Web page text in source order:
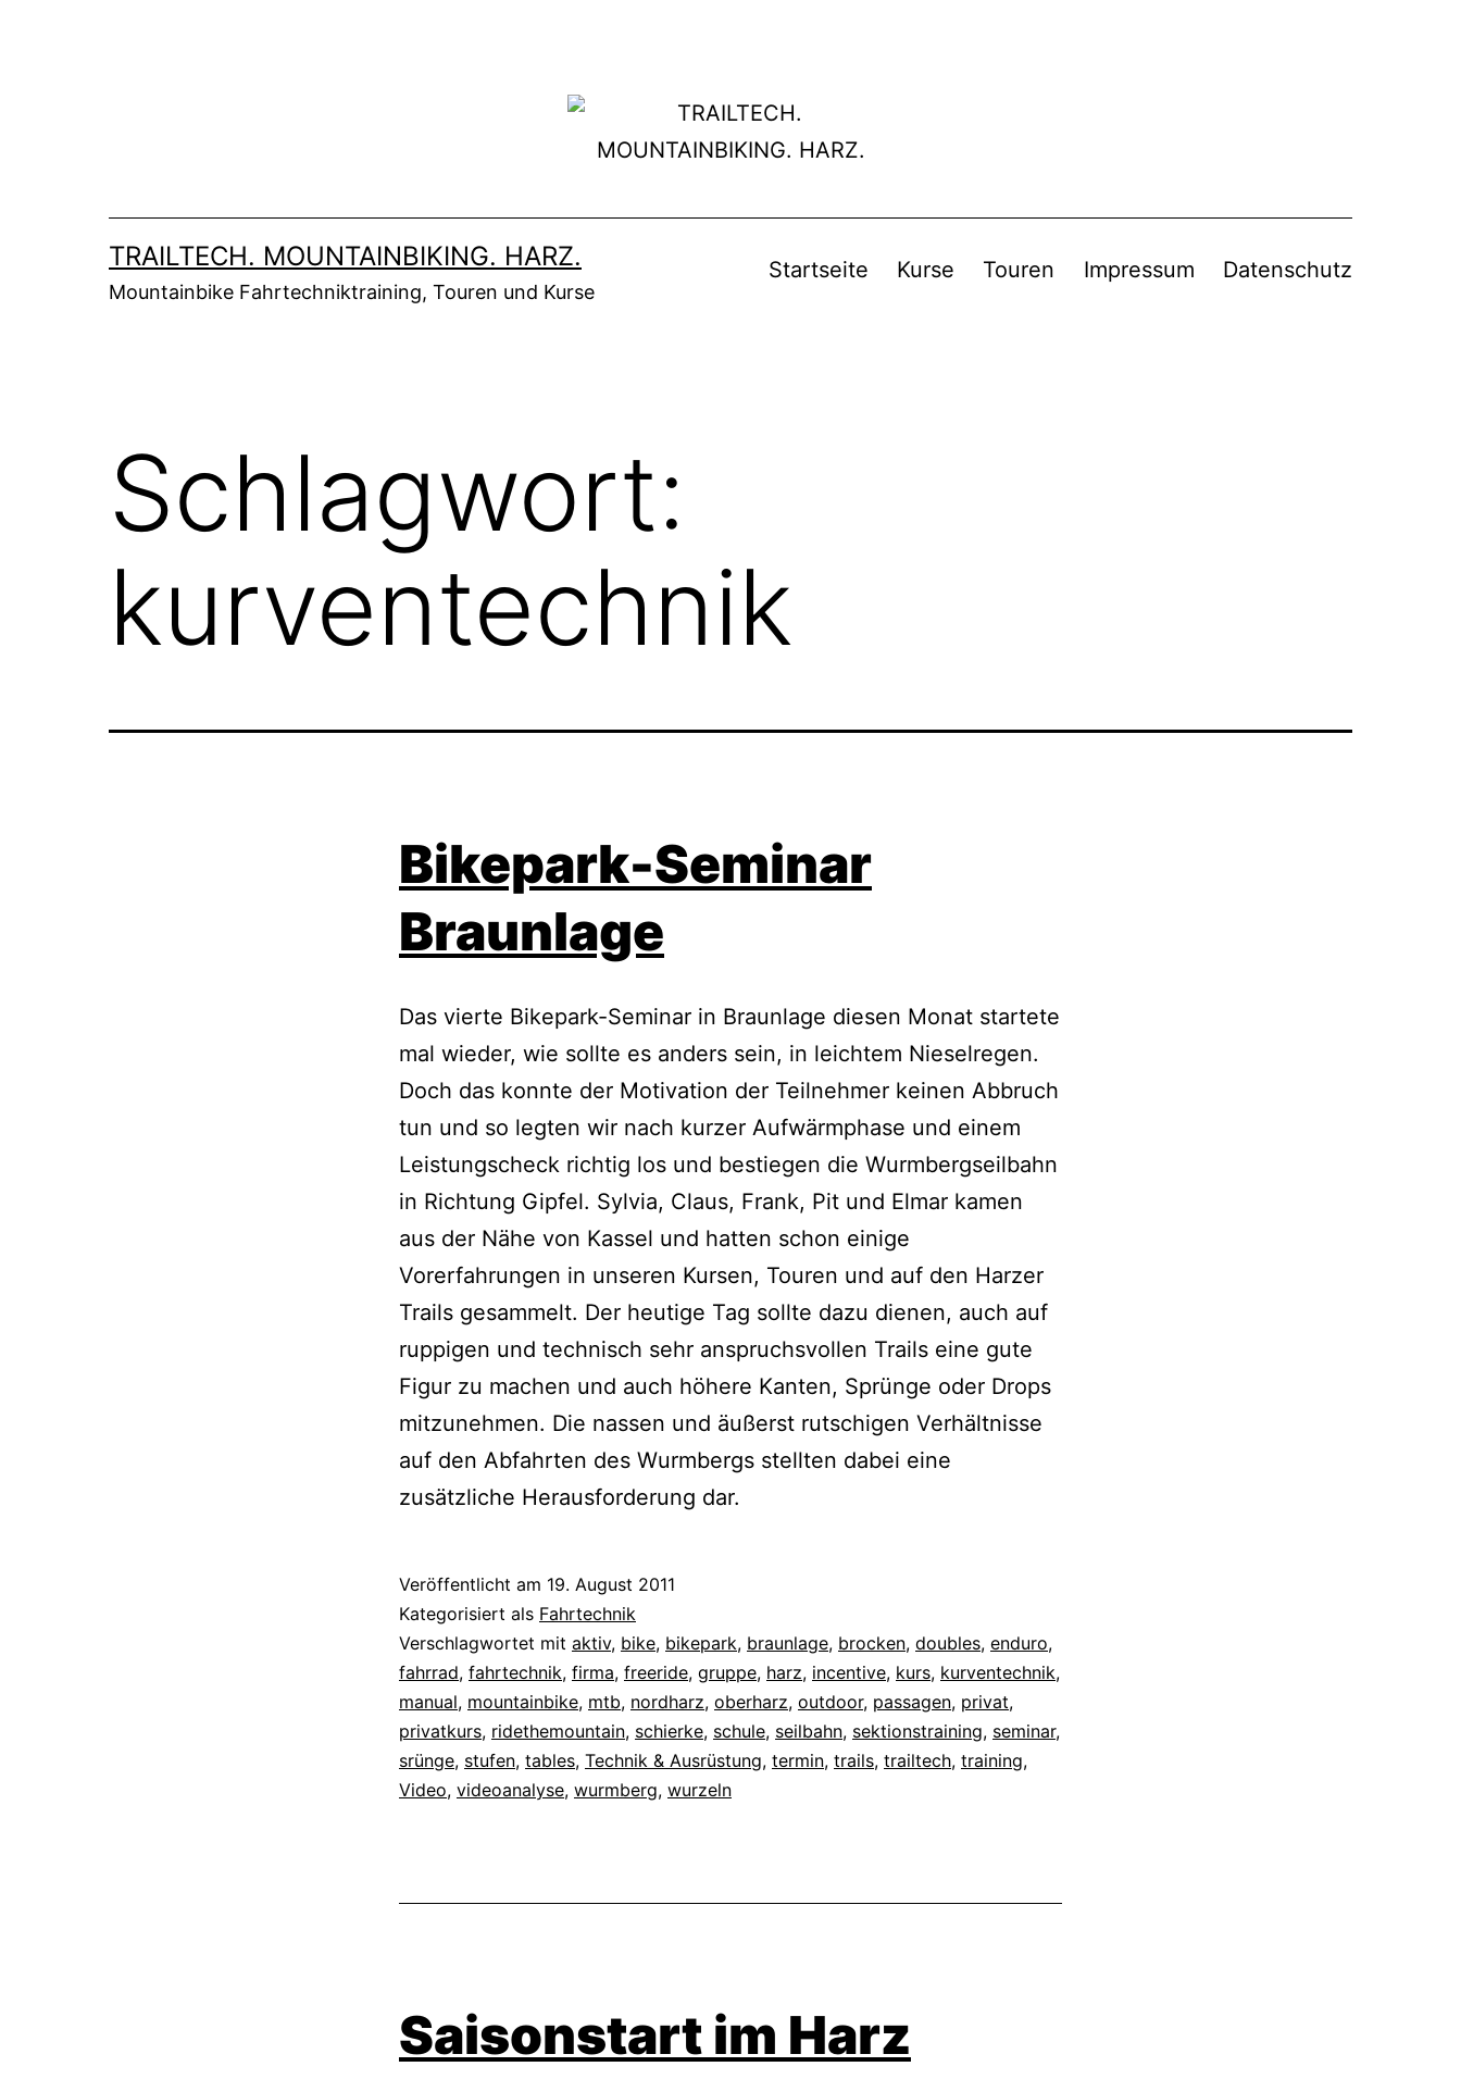
TRAILTECH. MOUNTAINBIKING. HARZ.
Mountainbike Fahrtechniktraining, Touren und Kurse
Startseite Kurse Touren Impressum Datenschutz
Schlagwort:
kurventechnik
Bikepark-Seminar
Braunlage
Das vierte Bikepark-Seminar in Braunlage diesen Monat startete
mal wieder, wie sollte es anders sein, in leichtem Nieselregen.
Doch das konnte der Motivation der Teilnehmer keinen Abbruch
tun und so legten wir nach kurzer Aufwärmphase und einem
Leistungscheck richtig los und bestiegen die Wurmbergseilbahn
in Richtung Gipfel. Sylvia, Claus, Frank, Pit und Elmar kamen
aus der Nähe von Kassel und hatten schon einige
Vorerfahrungen in unseren Kursen, Touren und auf den Harzer
Trails gesammelt. Der heutige Tag sollte dazu dienen, auch auf
ruppigen und technisch sehr anspruchsvollen Trails eine gute
Figur zu machen und auch höhere Kanten, Sprünge oder Drops
mitzunehmen. Die nassen und äußerst rutschigen Verhältnisse
auf den Abfahrten des Wurmbergs stellten dabei eine
zusätzliche Herausforderung dar.
Veröffentlicht am 19. August 2011
Kategorisiert als Fahrtechnik
Verschlagwortet mit aktiv, bike, bikepark, braunlage, brocken, doubles, enduro,
fahrrad, fahrtechnik, firma, freeride, gruppe, harz, incentive, kurs, kurventechnik,
manual, mountainbike, mtb, nordharz, oberharz, outdoor, passagen, privat,
privatkurs, ridethemountain, schierke, schule, seilbahn, sektionstraining, seminar,
srünge, stufen, tables, Technik & Ausrüstung, termin, trails, trailtech, training,
Video, videoanalyse, wurmberg, wurzeln
Saisonstart im Harz